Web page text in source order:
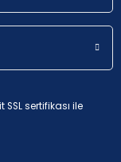
sertifikası ile